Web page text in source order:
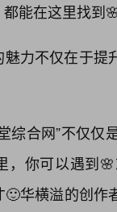
能在这里找到
力不仅在于
综合网”不仅
，你可以遇到
华横溢的创